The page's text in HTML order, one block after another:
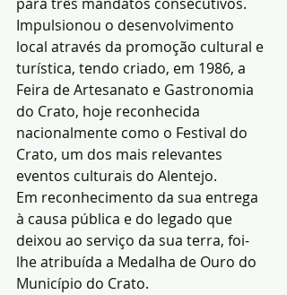
Impulsionou o desenvolvimento
local através da promoção cultural e
turística, tendo criado, em 1986, a
Feira de Artesanato e Gastronomia
do Crato, hoje reconhecida
nacionalmente como o Festival do
Crato, um dos mais relevantes
eventos culturais do Alentejo.
Em reconhecimento da sua entrega
à causa pública e do legado que
deixou ao serviço da sua terra, foi-
lhe atribuída a Medalha de Ouro do
Município do Crato.